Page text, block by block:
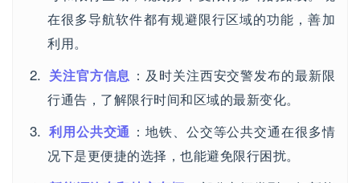
在很多导航软件都有规避限行区域的功能，善加
利用。
关注官方信息 ：及时关注西安交警发布的最新限
行通告，了解限行时间和区域的最新变化。
利用公共交通 ：地铁、公交等公共交通在很多情
况下是更便捷的选择，也能避免限行困扰。